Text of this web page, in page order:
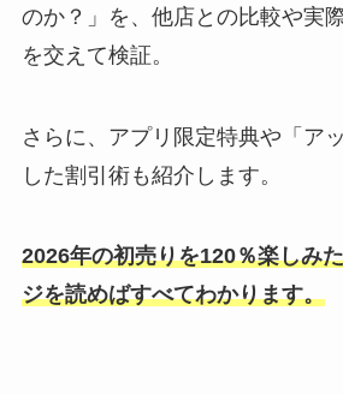
のか？」を、他店との比較や実
を交えて検証。
さらに、アプリ限定特典や「ア
した割引術も紹介します。
2026年の初売りを120％楽しみ
ジを読めばすべてわかります。